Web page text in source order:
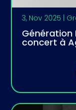
3, Nov 2025 |
concert à